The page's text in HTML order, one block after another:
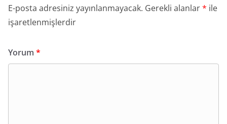
E-posta adresiniz yayınlanmayacak. Gerekli alanlar* ile
işaretlenmişlerdir
Yorum *